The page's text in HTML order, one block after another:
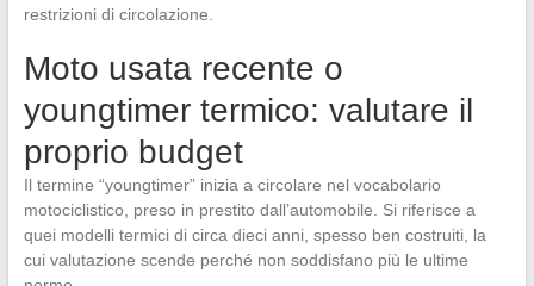
restrizioni di circolazione.
Moto usata recente o
youngtimer termico: valutare il
proprio budget
Il termine “youngtimer” inizia a circolare nel vocabolario
motociclistico, preso in prestito dall’automobile. Si riferisce a
quei modelli termici di circa dieci anni, spesso ben costruiti, la
cui valutazione scende perché non soddisfano più le ultime